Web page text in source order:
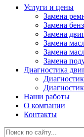
Услуги и цены
Замена
Замена
Замена
Замена
Замена
Замена
Диагностика
Наши работы
О компании
Контакты